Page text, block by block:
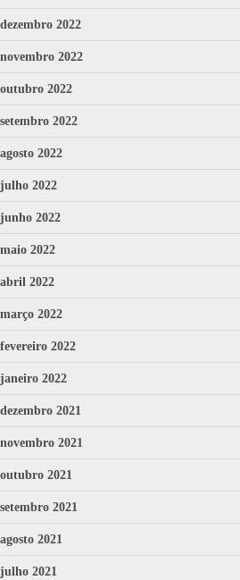
dezembro 2022
novembro 2022
outubro 2022
setembro 2022
agosto 2022
julho 2022
junho 2022
maio 2022
abril 2022
março 2022
fevereiro 2022
janeiro 2022
dezembro 2021
novembro 2021
outubro 2021
setembro 2021
agosto 2021
julho 2021